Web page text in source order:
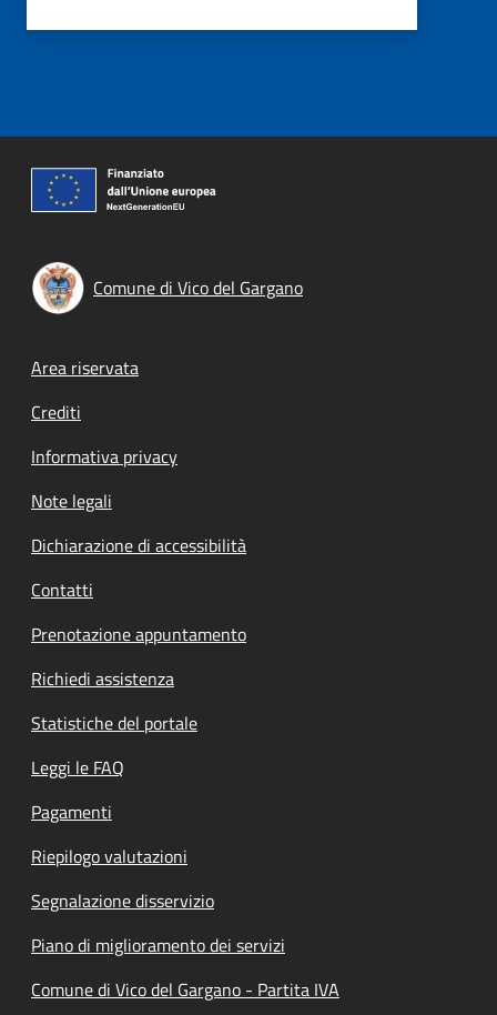
Comune di Vico del Gargano
Footer menu
Area riservata
Crediti
Informativa privacy
Note legali
Dichiarazione di accessibilità
Contatti
Prenotazione appuntamento
Richiedi assistenza
Statistiche del portale
Leggi le FAQ
Pagamenti
Riepilogo valutazioni
Segnalazione disservizio
Piano di miglioramento dei servizi
Comune di Vico del Gargano - Partita IVA